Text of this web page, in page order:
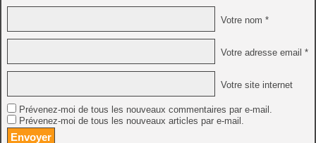
Votre nom *
Votre adresse email *
Votre site internet
Prévenez-moi de tous les nouveaux commentaires par e-mail.
Prévenez-moi de tous les nouveaux articles par e-mail.